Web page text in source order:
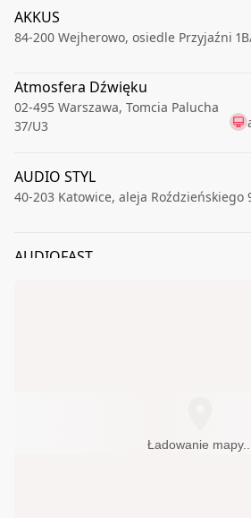
Ładowanie mapy...
AKKUS
84-200 Wejherowo, osiedle Przyjaźni
Atmosfera Dźwięku
02-495 Warszawa, Tomcia Palucha
37/U3
AUDIO STYL
40-203 Katowice, aleja Roździeńskiego
AUDIOFAST